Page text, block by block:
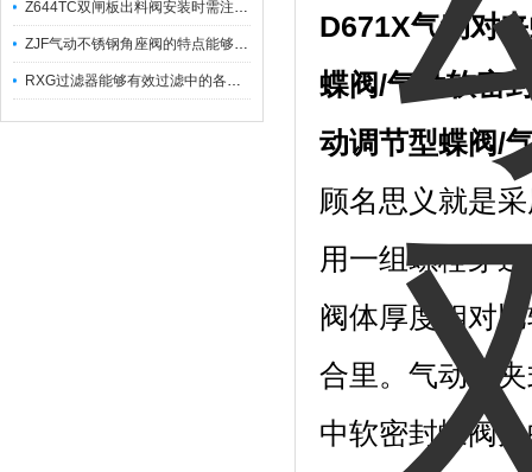
Z644TC双闸板出料阀安装时需注意哪些事项？
ZJF气动不锈钢角座阀的特点能够稳定地控制介质流量
RXG过滤器能够有效过滤中的各种杂质
D671X气动对
蝶阀/气动软密
动调节型蝶阀/
顾名思义就是
用一组螺栓穿
阀体厚度相对
合里。气动对
中软密封蝶阀